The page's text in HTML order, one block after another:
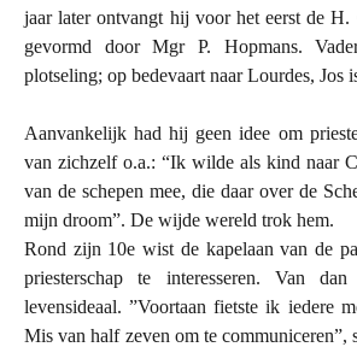
jaar later ontvangt hij voor het eerst de
gevormd door Mgr P. Hopmans.
plotseling; op bedevaart naar Lourdes, Jos
Aanvankelijk had hij geen idee om
van zichzelf o.a.: “Ik wilde als kind naar
van de schepen mee, die daar over de
mijn droom”. De wijde wereld trok hem.
Rond zijn 10e wist de kapelaan van de
priesterschap te interesseren. Van
levensideaal. ”Voortaan fietste ik iedere
Mis van half zeven om te